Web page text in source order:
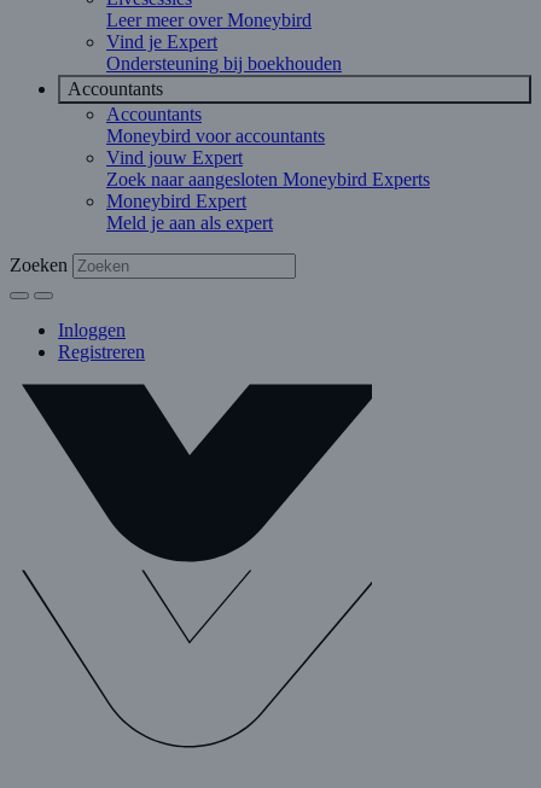
Leer meer over Moneybird
Vind je Expert
Ondersteuning bij boekhouden
Accountants
Accountants
Moneybird voor accountants
Vind jouw Expert
Zoek naar aangesloten Moneybird Experts
Moneybird Expert
Meld je aan als expert
Zoeken
Inloggen
Registreren